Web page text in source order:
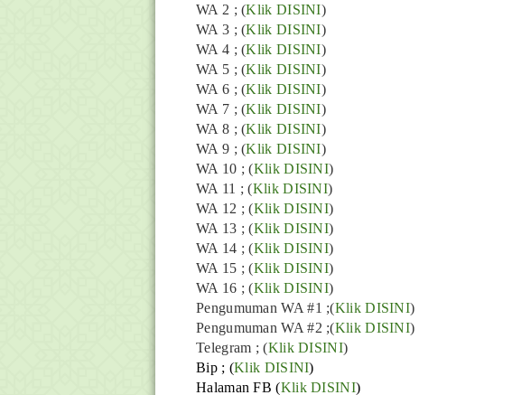
WA 2 ; (Klik DISINI)
WA 3 ; (Klik DISINI)
WA 4 ; (Klik DISINI)
WA 5 ; (Klik DISINI)
WA 6 ; (Klik DISINI)
WA 7 ; (Klik DISINI)
WA 8 ; (Klik DISINI)
WA 9 ; (Klik DISINI)
WA 10 ; (Klik DISINI)
WA 11 ; (Klik DISINI)
WA 12 ; (Klik DISINI)
WA 13 ; (Klik DISINI)
WA 14 ; (Klik DISINI)
WA 15 ; (Klik DISINI)
WA 16 ; (Klik DISINI)
Pengumuman WA #1 ;(Klik DISINI)
Pengumuman WA #2 ;(Klik DISINI)
Telegram ;(Klik DISINI)
Bip ; (Klik DISINI)
Halaman FB(Klik DISINI)